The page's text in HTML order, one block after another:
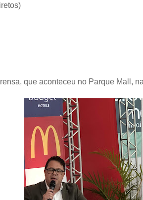
que aconteceu no Parque Mall,